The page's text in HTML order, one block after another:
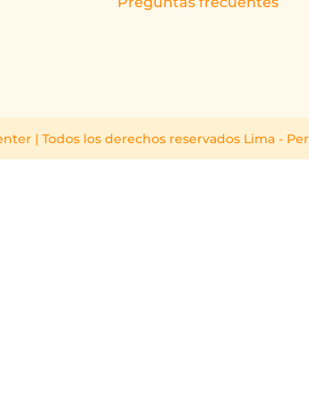
| Todos los derechos reservados Lima -